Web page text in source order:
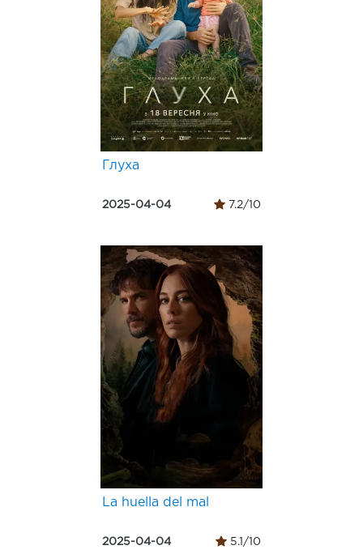
Глуха
2025-04-04 7.2/10
La huella del mal
2025-04-04 5.1/10